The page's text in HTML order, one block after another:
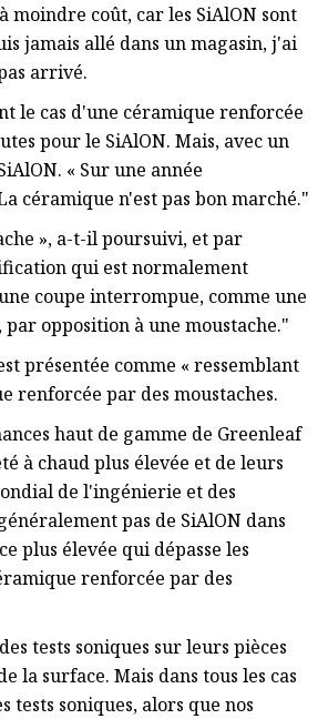
moindre coût, car les SiAlON sont
jamais allé dans un magasin, j'ai
arrivé.
le cas d'une céramique renforcée
pour le SiAlON. Mais, avec un
« Sur une année
céramique n'est pas bon marché."
», a-t-il poursuivi, et par
qui est normalement
coupe interrompue, comme une
opposition à une moustache."
présentée comme « ressemblant
renforcée par des moustaches.
haut de gamme de Greenleaf
à chaud plus élevée et de leurs
de l'ingénierie et des
pas de SiAlON dans
plus élevée qui dépasse les
renforcée par des
tests soniques sur leurs pièces
la surface. Mais dans tous les cas
tests soniques, alors que nos